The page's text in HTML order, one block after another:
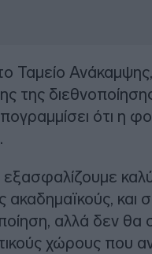
Ταμείο
της
ότι η
ακαδημαϊκούς,
αλλά δεν
χώρους που